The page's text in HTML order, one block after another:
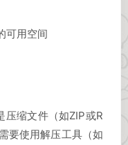
可用空间
压缩文件（如ZIP或R
要使用解压工具（如